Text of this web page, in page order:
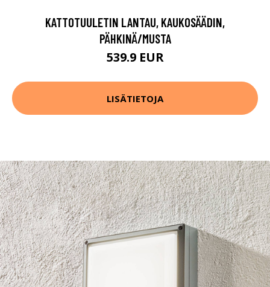
KATTOTUULETIN LANTAU, KAUKOSÄÄDIN,
PÄHKINÄ/MUSTA
539.9 EUR
LISÄTIETOJA